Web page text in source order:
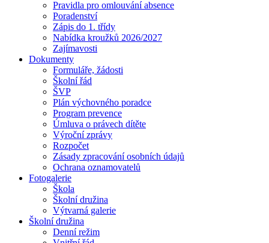
Pravidla pro omlouvání absence
Poradenství
Zápis do 1. třídy
Nabídka kroužků 2026/2027
Zajímavosti
Dokumenty
Formuláře, žádosti
Školní řád
ŠVP
Plán výchovného poradce
Program prevence
Úmluva o právech dítěte
Výroční zprávy
Rozpočet
Zásady zpracování osobních údajů
Ochrana oznamovatelů
Fotogalerie
Škola
Školní družina
Výtvarná galerie
Školní družina
Denní režim